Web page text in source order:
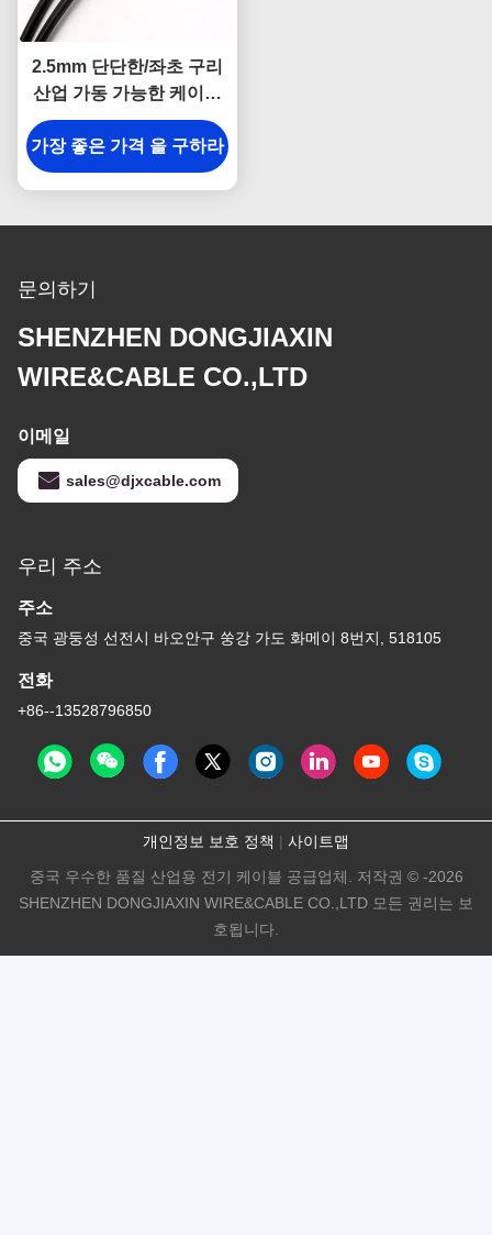
2.5mm 단단한/좌초 구리
산업 가동 가능한 케이블
H05V-K H07V-K
가장 좋은 가격 을 구하라
문의하기
SHENZHEN DONGJIAXIN
WIRE&CABLE CO.,LTD
이메일
sales@djxcable.com
우리 주소
주소
중국 광둥성 선전시 바오안구 쑹강 가도 화메이 8번지, 518105
전화
+86--13528796850
개인정보 보호 정책 | 사이트맵
중국 우수한 품질 산업용 전기 케이블 공급업체. 저작권 © -2026
SHENZHEN DONGJIAXIN WIRE&CABLE CO.,LTD 모든 권리는 보
호됩니다.